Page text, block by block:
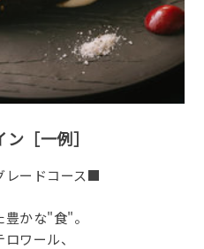
［一例］
ードコース■
かな"食"。
ワール、